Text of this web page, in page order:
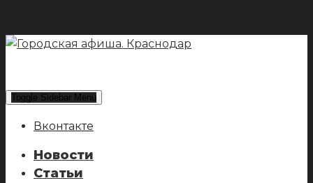
Toggle Sidebar Menu
Вконтакте
Новости
Статьи